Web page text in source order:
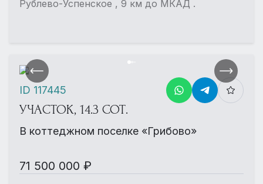
Рублево-Успенское , 9 км до МКАД .
УЧАСТОК, 14.3 СОТ.
В коттеджном поселке «Грибово»
71 500 000 ₽
ID 117445